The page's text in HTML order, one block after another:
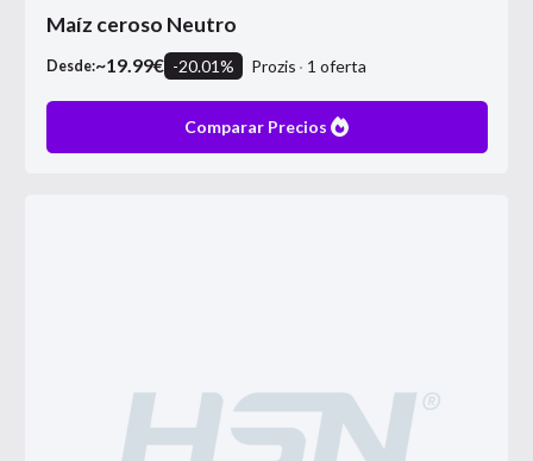
Maíz ceroso Neutro
Desde:~19.99€ -20.01% Prozis 1 oferta
Comparar Precios